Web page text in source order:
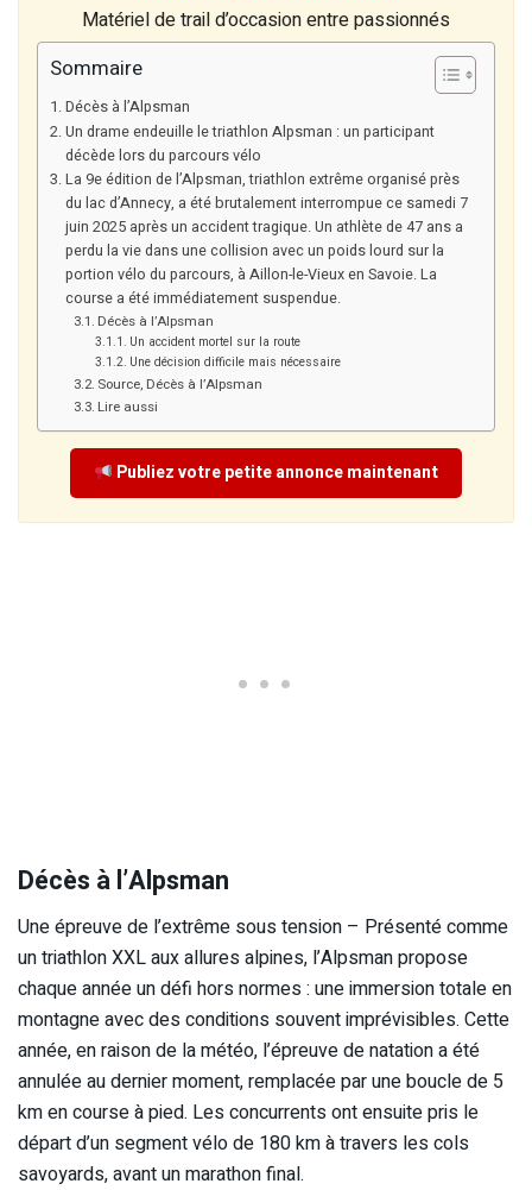
Matériel de trail d’occasion entre passionnés
Sommaire
Décès à l’Alpsman
Un drame endeuille le triathlon Alpsman : un participant
décède lors du parcours vélo
La 9e édition de l’Alpsman, triathlon extrême organisé près
du lac d’Annecy, a été brutalement interrompue ce samedi 7
juin 2025 après un accident tragique. Un athlète de 47 ans a
perdu la vie dans une collision avec un poids lourd sur la
portion vélo du parcours, à Aillon-le-Vieux en Savoie. La
course a été immédiatement suspendue.
Décès à l’Alpsman
Un accident mortel sur la route
Une décision difficile mais nécessaire
Source, Décès à l’Alpsman
Lire aussi
Publiez votre petite annonce maintenant
Décès à l’Alpsman
Une épreuve de l’extrême sous tension – Présenté comme
un triathlon XXL aux allures alpines, l’Alpsman propose
chaque année un défi hors normes : une immersion totale en
montagne avec des conditions souvent imprévisibles. Cette
année, en raison de la météo, l’épreuve de natation a été
annulée au dernier moment, remplacée par une boucle de 5
km en course à pied. Les concurrents ont ensuite pris le
départ d’un segment vélo de 180 km à travers les cols
savoyards, avant un marathon final.